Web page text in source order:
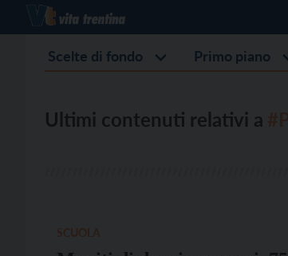
Scelte di fondo Primo piano
Ultimi contenuti relativi a